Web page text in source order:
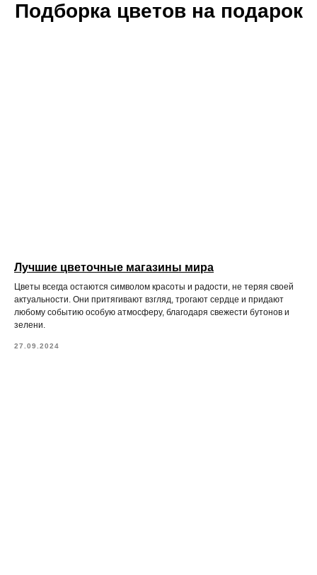
Подборка цветов на подарок
Лучшие цветочные магазины мира
Цветы всегда остаются символом красоты и радости, не теряя своей
актуальности. Они притягивают взгляд, трогают сердце и придают
любому событию особую атмосферу, благодаря свежести бутонов и
зелени.
27.09.2024